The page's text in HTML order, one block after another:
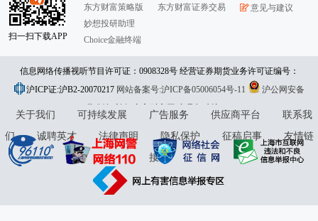
扫一扫下载APP
东方财富策略版
妙想投研助理
Choice金融终端
东方财富证券交易
意见与建议
信息网络传播视听节目许可证：0908328号 经营证券期货业务许可证编号：
913101046312860336 违法和不良信息举报:021-61278686 举报邮箱：
jubao@eastmoney.com
沪ICP证:沪B2-20070217 网站备案号:沪ICP备05006054号-11
沪公网安备
31010402000120号版权所有:东方财富网意见与建议:4000300059/952500
关于我们 可持续发展 广告服务 供应商平台
联系我
们
诚聘英才 法律声明 隐私保护 征稿启事
友情链
接